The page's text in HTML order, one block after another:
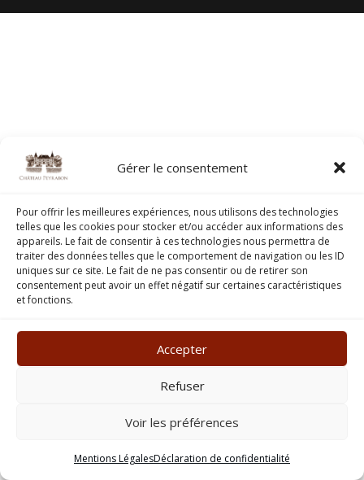
Gérer le consentement
Pour offrir les meilleures expériences, nous utilisons des technologies
telles que les cookies pour stocker et/ou accéder aux informations des
appareils. Le fait de consentir à ces technologies nous permettra de
traiter des données telles que le comportement de navigation ou les ID
uniques sur ce site. Le fait de ne pas consentir ou de retirer son
consentement peut avoir un effet négatif sur certaines caractéristiques
et fonctions.
Accepter
Refuser
Voir les préférences
Mentions LégalesDéclaration de confidentialité